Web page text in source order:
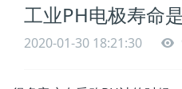
工业PH电极寿命
2020-01-30 18:21:30